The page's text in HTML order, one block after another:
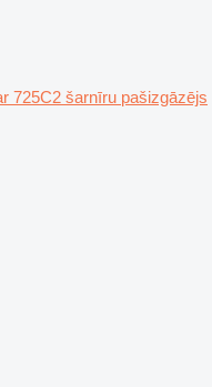
725C2 šarnīru pašizgāzējs